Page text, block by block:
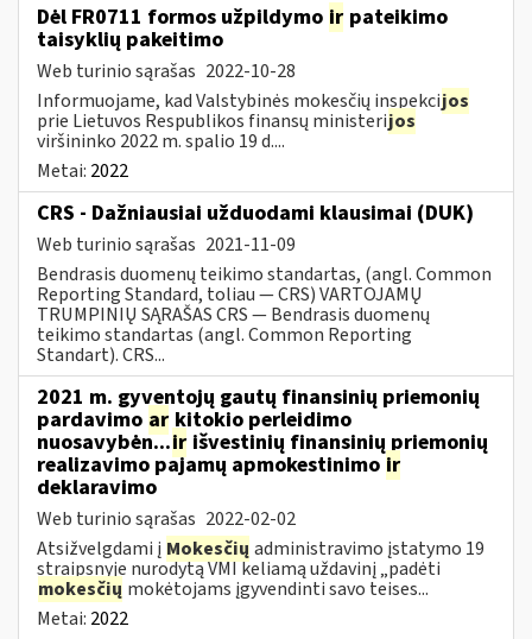
Dėl FR0711 formos užpildymo ir pateikimo
taisyklių pakeitimo
Web turinio sąrašas 2022-10-28
Informuojame, kad Valstybinės mokesčių inspekcijos
prie Lietuvos Respublikos finansų ministerijos
viršininko 2022 m. spalio 19 d....
Metai: 2022
CRS - Dažniausiai užduodami klausimai (DUK)
Web turinio sąrašas 2021-11-09
Bendrasis duomenų teikimo standartas, (angl. Common
Reporting Standard, toliau — CRS) VARTOJAMŲ
TRUMPINIŲ SĄRAŠAS CRS — Bendrasis duomenų
teikimo standartas (angl. Common Reporting
Standart). CRS...
2021 m. gyventojų gautų finansinių priemonių
pardavimo ar kitokio perleidimo
nuosavybėn...ir išvestinių finansinių priemonių
realizavimo pajamų apmokestinimo ir
deklaravimo
Web turinio sąrašas 2022-02-02
Atsižvelgdami į Mokesčių administravimo įstatymo 19
straipsnyje nurodytą VMI keliamą uždavinį „padėti
mokesčių mokėtojams įgyvendinti savo teises...
Metai: 2022